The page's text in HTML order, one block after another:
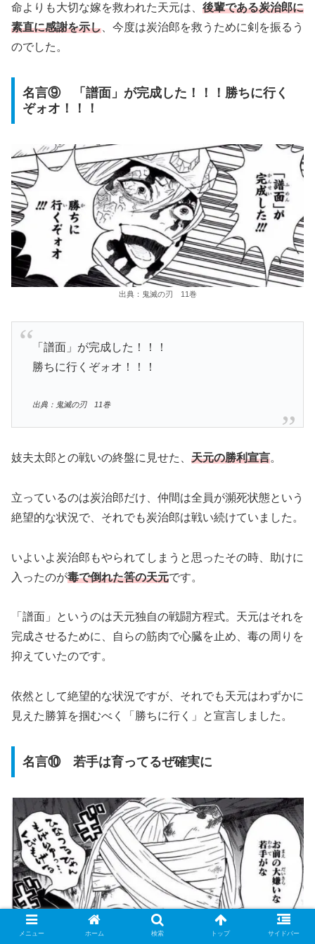
命よりも大切な嫁を救われた天元は、 後輩である炭治郎に
素直に感謝を示し 、今度は炭治郎を救うために剣を振るう
のでした。
名言⑨ 「譜面」が完成した！！！勝ちに行く
ぞォオ！！！
出典：鬼滅の刃 11巻
「譜面」が完成した！！！
勝ちに行くぞォオ！！！
出典：鬼滅の刃 11巻
妓夫太郎との戦いの終盤に見せた、 天元の勝利宣言。
立っているのは炭治郎だけ、仲間は全員が瀕死状態という
絶望的な状況で、それでも炭治郎は戦い続けていました。
いよいよ炭治郎もやられてしまうと思ったその時、助けに
入ったのが毒で倒れた筈の天元です。
「譜面」というのは天元独自の戦闘方程式。天元はそれを
完成させるために、自らの筋肉で心臓を止め、毒の周りを
抑えていたのです。
依然として絶望的な状況ですが、それでも天元はわずかに
見えた勝算を掴むべく「勝ちに行く」と宣言しました。
名言⑩ 若手は育ってるぜ確実に
メニュー ホーム 検索 トップ サイドバー